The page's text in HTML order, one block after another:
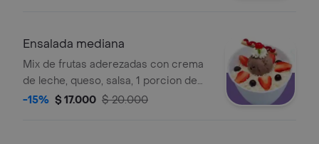
Ensalada mediana
Mix de frutas aderezadas con crema
de leche, queso, salsa, 1 porcion de
helado y barquillo.
-15% $ 17.000 $ 20.000